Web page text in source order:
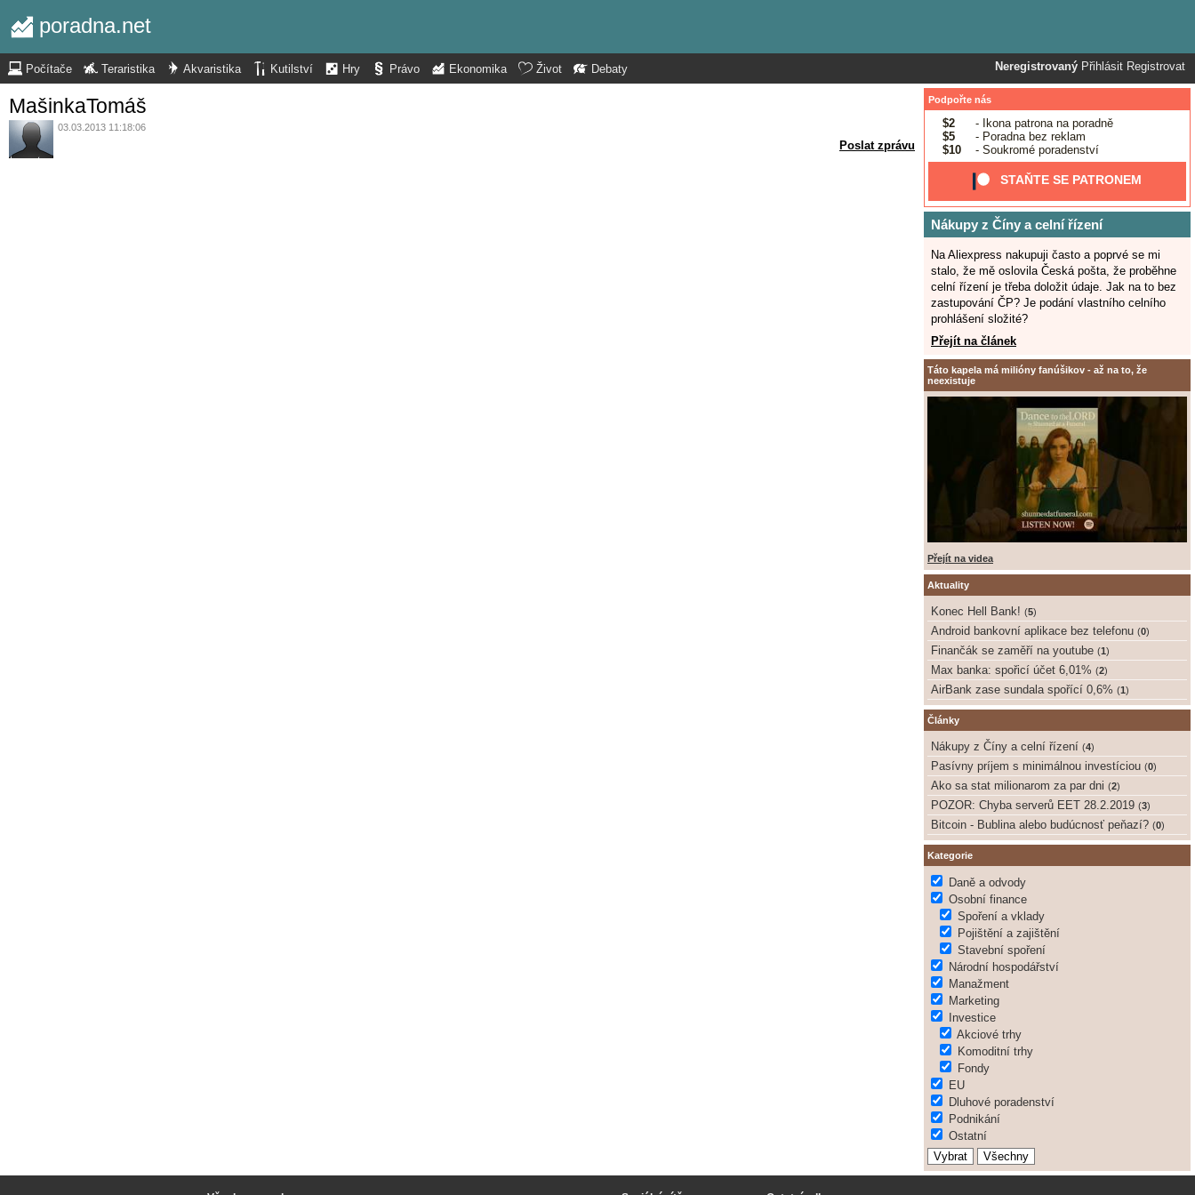
poradna.net
Neregistrovaný Přihlásit Registrovat
Počítače Teraristika Akvaristika Kutilství Hry Právo Ekonomika Život Debaty
MašinkaTomáš
03.03.2013 11:18:06
Poslat zprávu
Podpořte nás
$2
- Ikona patrona na poradně
$5
- Poradna bez reklam
$10
- Soukromé poradenství
STAŇTE SE PATRONEM
Nákupy z Číny a celní řízení
Na Aliexpress nakupuji často a poprvé se mi
stalo, že mě oslovila Česká pošta, že proběhne
celní řízení je třeba doložit údaje. Jak na to bez
zastupování ČP? Je podání vlastního celního
prohlášení složité?
Přejít na článek
Táto kapela má milióny fanúšikov - až na to, že
neexistuje
Přejít na videa
Aktuality
Konec Hell Bank! (5)
Android bankovní aplikace bez telefonu (0)
Finančák se zaměří na youtube (1)
Max banka: spořicí účet 6,01% (2)
AirBank zase sundala spořící 0,6% (1)
Články
Nákupy z Číny a celní řízení (4)
Pasívny príjem s minimálnou investíciou (0)
Ako sa stat milionarom za par dni (2)
POZOR: Chyba serverů EET 28.2.2019 (3)
Bitcoin - Bublina alebo budúcnosť peňazí? (0)
Kategorie
Daně a odvody
Osobní finance
Spoření a vklady
Pojištění a zajištění
Stavební spoření
Národní hospodářství
Manažment
Marketing
Investice
Akciové trhy
Komoditní trhy
Fondy
EU
Dluhové poradenství
Podnikání
Ostatní